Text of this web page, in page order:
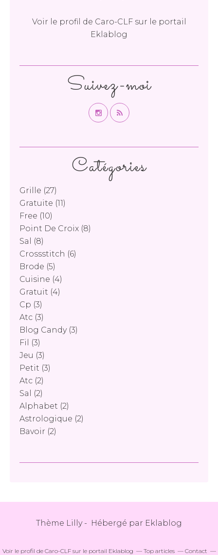
Catégories
Grille (27)
Gratuite (11)
Free (10)
Point De Croix (8)
Sal
(8)
Crossstitch (6)
Brode (5)
Cuisine (4)
Gratuit (4)
Cp (3)
Atc (3)
Blog Candy(3)
Fil
(3)
Jeu (3)
Petit (3)
Atc (2)
Sal
(2)
Alphabet (2)
Astrologique (2)
Bavoir (2)
Suivez-moi
Voir le profil de Caro-CLFsur le portail
Eklablog
Thème Lilly - Hébergé par Eklablog
Voir le profil de Caro-CLFsur le portail Eklablog Top articles Contact